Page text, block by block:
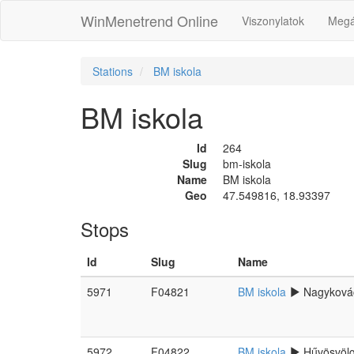
WinMenetrend Online Viszonylatok
Stations BM iskola
BM iskola
Id
264
Slug
bm-iskola
Name
BM iskola
Geo
47.549816, 18.93397
Stops
Id Slug
Name
5971
F04821 BM iskola